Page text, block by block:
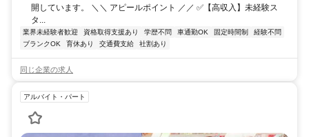
開しています。 ＼＼ アピールポイント ／／ ✅【高収入】未経験ス
タ...
業界未経験者歓迎 資格取得支援あり 学歴不問 車通勤OK 固定時間制
経験不問
ブランクOK
育休あり 交通費支給 社割あり
同じ企業の求人
アルバイト・パート